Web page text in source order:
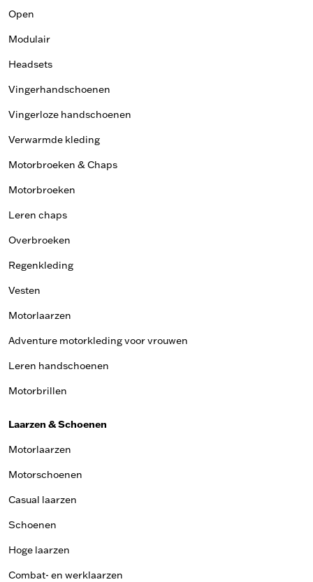
Open
Modulair
Headsets
Vingerhandschoenen
Vingerloze handschoenen
Verwarmde kleding
Motorbroeken & Chaps
Motorbroeken
Leren chaps
Overbroeken
Regenkleding
Vesten
Motorlaarzen
Adventure motorkleding voor vrouwen
Leren handschoenen
Motorbrillen
Laarzen & Schoenen
Motorlaarzen
Motorschoenen
Casual laarzen
Schoenen
Hoge laarzen
Combat- en werklaarzen